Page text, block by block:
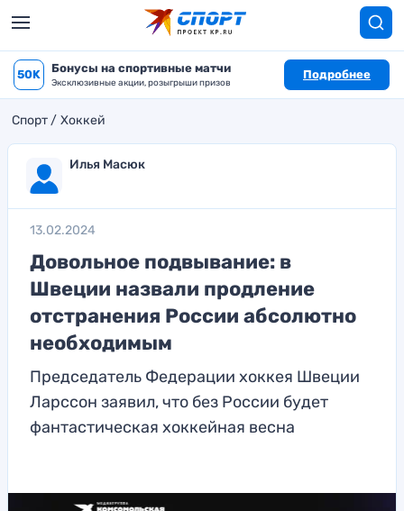
50K Бонусы на спортивные матчи
Эксклюзивные акции, розыгрыши призов
Подробнее
Спорт Хоккей
Илья Масюк
13.02.2024
Довольное подвывание: в
Швеции назвали продление
отстранения России абсолютно
необходимым
Председатель Федерации хоккея Швеции
Ларссон заявил, что без России будет
фантастическая хоккейная весна